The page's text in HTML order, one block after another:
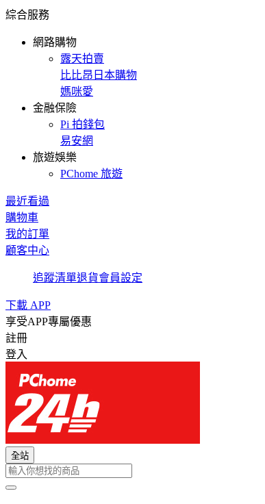
綜合服務
網路購物
露天拍賣
比比昂日本購物
媽咪愛
金融保險
Pi 拍錢包
易安網
旅遊娛樂
PChome 旅遊
最近看過
購物車
我的訂單
顧客中心
追蹤清單退貨會員設定
下載 APP
享受APP專屬優惠
註冊
登入
全站